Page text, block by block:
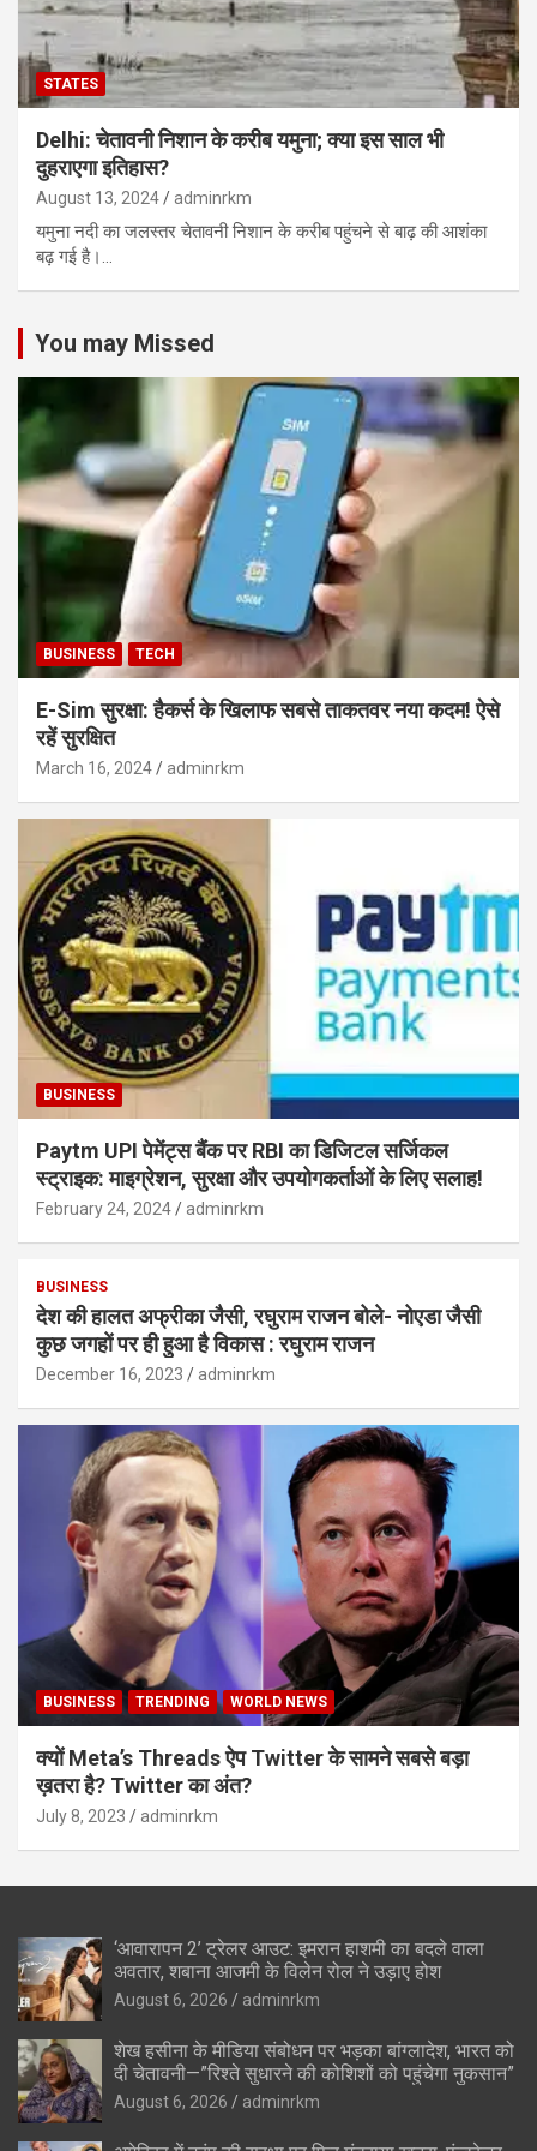
STATES
Delhi: चेतावनी निशान के करीब यमुना; क्या इस साल भी
दुहराएगा इतिहास?
August 13, 2024 adminrkm
यमुना नदी का जलस्तर चेतावनी निशान के करीब पहुंचने से बाढ़ की आशंका
बढ़ गई है।…
You may Missed
BUSINESS TECH
E-Sim सुरक्षा: हैकर्स के खिलाफ सबसे ताकतवर नया कदम! ऐसे
रहें सुरक्षित
March 16, 2024 adminrkm
BUSINESS
Paytm UPI पेमेंट्स बैंक पर RBI का डिजिटल सर्जिकल
स्ट्राइक: माइग्रेशन, सुरक्षा और उपयोगकर्ताओं के लिए सलाह!
February 24, 2024 adminrkm
BUSINESS
देश की हालत अफ्रीका जैसी, रघुराम राजन बोले- नोएडा जैसी
कुछ जगहों पर ही हुआ है विकास : रघुराम राजन
December 16, 2023 adminrkm
BUSINESS TRENDING WORLD NEWS
क्यों Meta’s Threads ऐप Twitter के सामने सबसे बड़ा
ख़तरा है? Twitter का अंत?
July 8, 2023 adminrkm
‘आवारापन 2’ ट्रेलर आउट: इमरान हाशमी का बदले वाला
अवतार, शबाना आजमी के विलेन रोल ने उड़ाए होश
August 6, 2026 adminrkm
शेख हसीना के मीडिया संबोधन पर भड़का बांग्लादेश, भारत को
दी चेतावनी—”रिश्ते सुधारने की कोशिशों को पहुंचेगा नुकसान”
August 6, 2026 adminrkm